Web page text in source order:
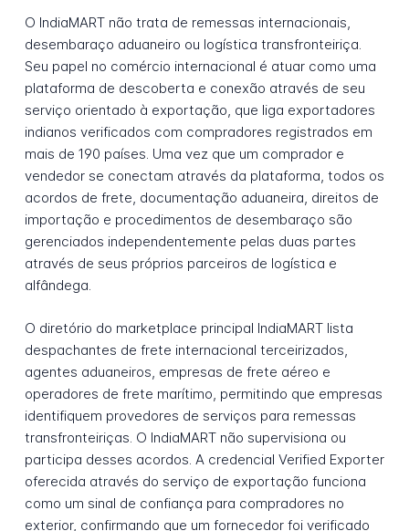
O IndiaMART não trata de remessas internacionais,
desembaraço aduaneiro ou logística transfronteiriça.
Seu papel no comércio internacional é atuar como uma
plataforma de descoberta e conexão através de seu
serviço orientado à exportação, que liga exportadores
indianos verificados com compradores registrados em
mais de 190 países. Uma vez que um comprador e
vendedor se conectam através da plataforma, todos os
acordos de frete, documentação aduaneira, direitos de
importação e procedimentos de desembaraço são
gerenciados independentemente pelas duas partes
através de seus próprios parceiros de logística e
alfândega.
O diretório do marketplace principal IndiaMART lista
despachantes de frete internacional terceirizados,
agentes aduaneiros, empresas de frete aéreo e
operadores de frete marítimo, permitindo que empresas
identifiquem provedores de serviços para remessas
transfronteiriças. O IndiaMART não supervisiona ou
participa desses acordos. A credencial Verified Exporter
oferecida através do serviço de exportação funciona
como um sinal de confiança para compradores no
exterior, confirmando que um fornecedor foi verificado